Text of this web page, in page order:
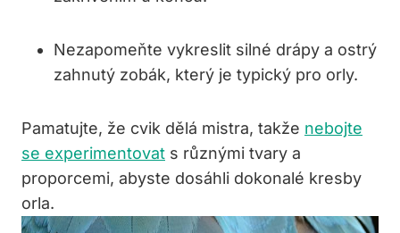
Nezapomeňte vykreslit silné drápy a ostrý
zahnutý zobák, který je typický pro orly.
Pamatujte, že cvik dělá mistra, takže nebojte
se experimentovat s různými tvary a
proporcemi, abyste dosáhli dokonalé kresby
orla.